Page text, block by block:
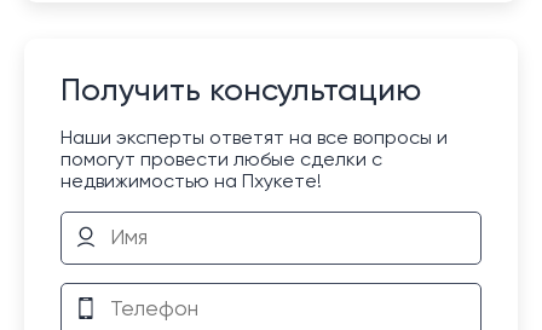
Получить консультацию
Наши эксперты ответят на все вопросы и
помогут провести любые сделки с
недвижимостью на Пхукете!